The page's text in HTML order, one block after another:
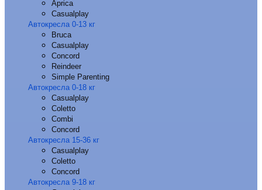
Aprica
Casualplay
Автокресла 0-13 кг
Bruca
Casualplay
Concord
Reindeer
Simple Parenting
Автокресла 0-18 кг
Casualplay
Coletto
Combi
Concord
Автокресла 15-36 кг
Casualplay
Coletto
Concord
Автокресла 9-18 кг